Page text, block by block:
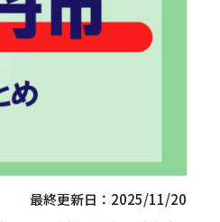
最終更新日：2025/11/20